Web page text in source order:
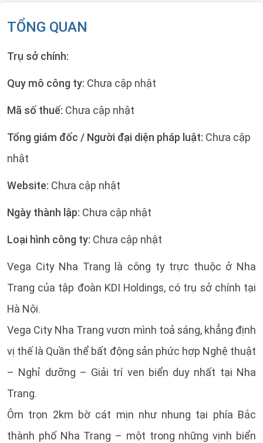
TỔNG QUAN
Trụ sở chính:
Quy mô công ty: Chưa cập nhật
Mã số thuế: Chưa cập nhật
Tổng giám đốc / Người đại diện pháp luật: Chưa cập
nhật
Website: Chưa cập nhật
Ngày thành lập: Chưa cập nhật
Loại hình công ty: Chưa cập nhật
Vega City Nha Trang là công ty trực thuộc ở Nha
Trang của tập đoàn KDI Holdings, có trụ sở chính tại
Hà Nội.
Vega City Nha Trang vươn mình toả sáng, khẳng định
vị thế là Quần thể bất động sản phức hợp Nghệ thuật
– Nghỉ dưỡng – Giải trí ven biển duy nhất tại Nha
Trang.
Ôm trọn 2km bờ cát mịn như nhung tại phía Bắc
thành phố Nha Trang – một trong những vịnh biển